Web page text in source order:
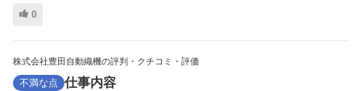
0
株式会社豊田自動織機の評判・クチコミ・評価
不満な点 仕事内容